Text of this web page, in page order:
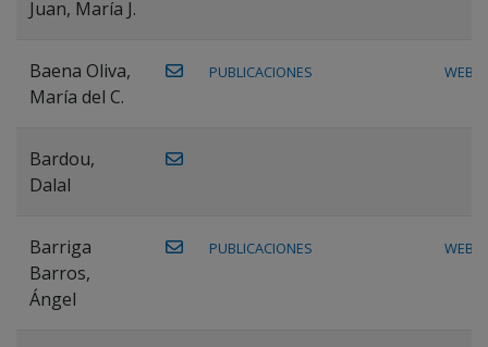
Juan, María J.
Baena Oliva,
María del C.
PUBLICACIONES WEB
Bardou,
Dalal
Barriga
Barros,
Ángel
PUBLICACIONES WEB